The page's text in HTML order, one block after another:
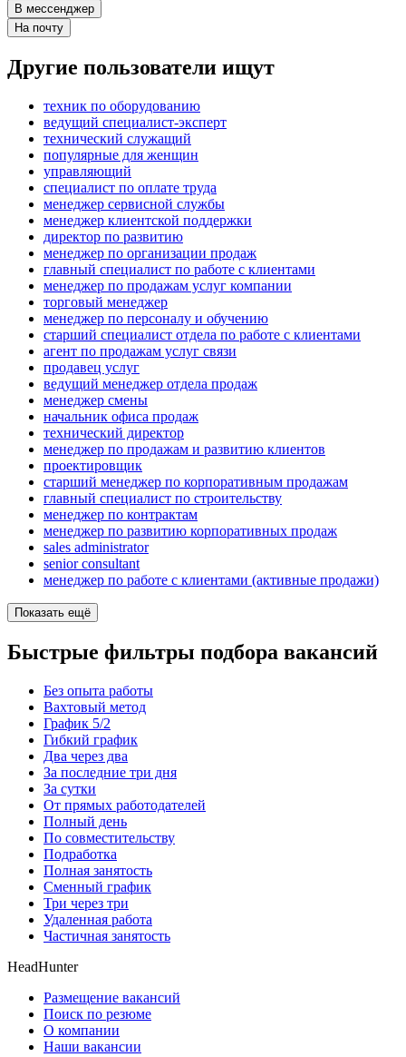
В мессенджер
На почту
Другие пользователи ищут
техник по оборудованию
ведущий специалист-эксперт
технический служащий
популярные для женщин
управляющий
специалист по оплате труда
менеджер сервисной службы
менеджер клиентской поддержки
директор по развитию
менеджер по организации продаж
главный специалист по работе с клиентами
менеджер по продажам услуг компании
торговый менеджер
менеджер по персоналу и обучению
старший специалист отдела по работе с клиентами
агент по продажам услуг связи
продавец услуг
ведущий менеджер отдела продаж
менеджер смены
начальник офиса продаж
технический директор
менеджер по продажам и развитию клиентов
проектировщик
старший менеджер по корпоративным продажам
главный специалист по строительству
менеджер по контрактам
менеджер по развитию корпоративных продаж
sales administrator
senior consultant
менеджер по работе с клиентами (активные продажи)
Показать ещё
Быстрые фильтры подбора вакансий
Без опыта работы
Вахтовый метод
График 5/2
Гибкий график
Два через два
За последние три дня
За сутки
От прямых работодателей
Полный день
По совместительству
Подработка
Полная занятость
Сменный график
Три через три
Удаленная работа
Частичная занятость
HeadHunter
Размещение вакансий
Поиск по резюме
О компании
Наши вакансии